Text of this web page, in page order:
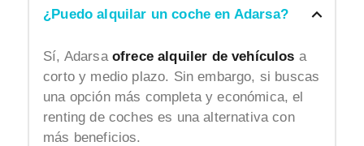
¿Puedo alquilar un coche en Adarsa?
Sí, Adarsaofrece alquiler de vehículos a
corto y medio plazo. Sin embargo, si buscas
una opción más completa y económica, el
renting de coches es una alternativa con
más beneficios.